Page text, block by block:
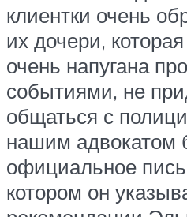
клиентки очень
их дочери,
очень напугана
событиями, не
общаться с
нашим адвокатом
официальное
котором он